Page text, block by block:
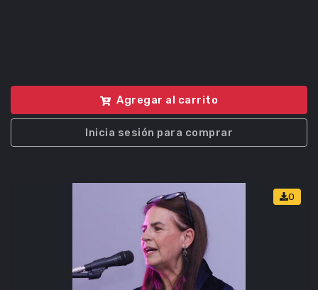
Agregar al carrito
Inicia sesión para comprar
0